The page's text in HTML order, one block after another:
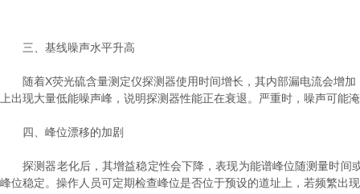
三、基线噪声水平升高
随着X荧光硫含量测定仪探测器使用时间增长，其内部漏电流会增加
上出现大量低能噪声峰，说明探测器性能正在衰退。严重时，噪声可能
四、峰位漂移的加剧
探测器老化后，其增益稳定性会下降，表现为能谱峰位随测量时间
峰位稳定。操作人员可定期检查峰位是否位于预设的道址上，若频繁出